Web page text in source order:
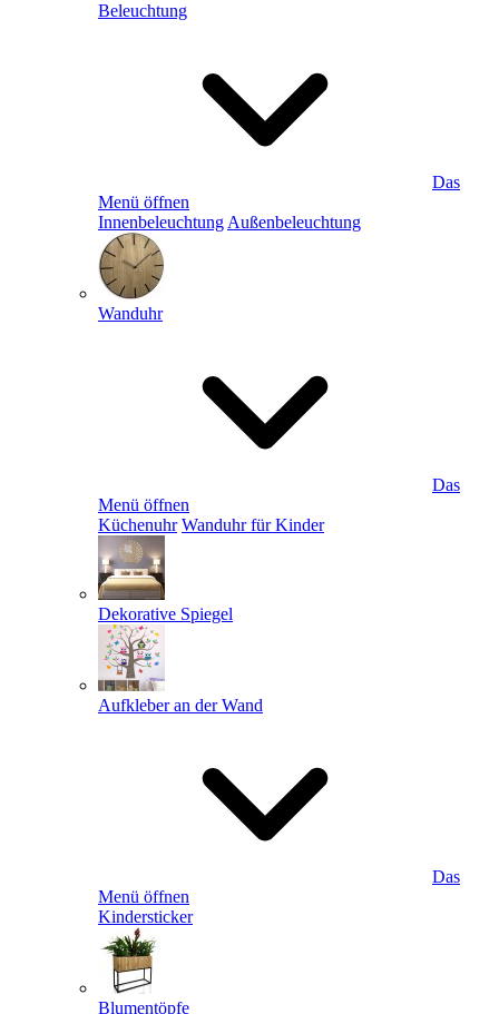
Beleuchtung
Das
Menü öffnen
Innenbeleuchtung Außenbeleuchtung
Wanduhr
Das
Menü öffnen
Küchenuhr Wanduhr für Kinder
Dekorative Spiegel
Aufkleber an der Wand
Das
Menü öffnen
Kindersticker
Blumentöpfe